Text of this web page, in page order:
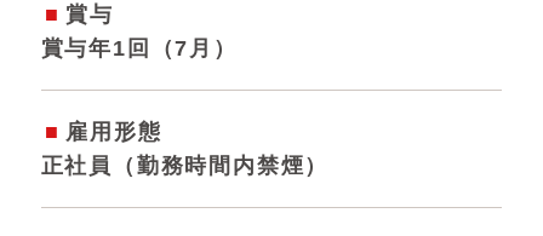
賞与
賞与年1回（7月）
雇用形態
正社員（勤務時間内禁煙）